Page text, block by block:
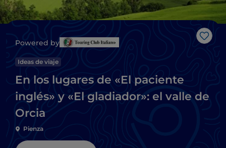
Me
Powered by
Ideas de viaje
En los lugares de «El paciente
inglés» y «El gladiador»: el valle de
Orcia
Pienza